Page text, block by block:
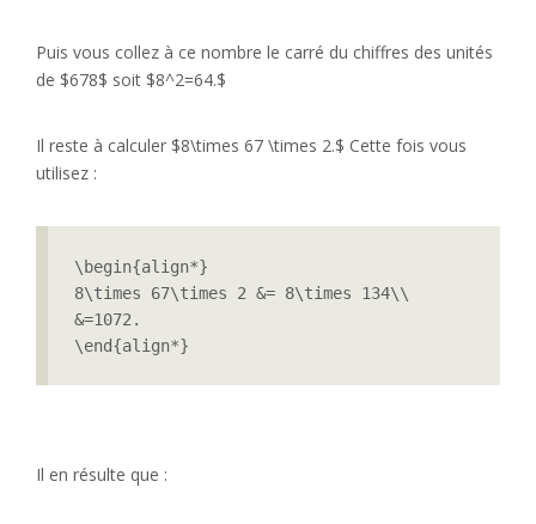
Puis vous collez à ce nombre le carré du chiffres des unités
de $678$ soit $8^2=64.$
Il reste à calculer $8\times 67 \times 2.$ Cette fois vous
utilisez :
\begin{align*}
8\times 67\times 2 &= 8\times 134\\
&=1072.
\end{align*}
Il en résulte que :